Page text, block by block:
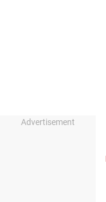
Advertisement